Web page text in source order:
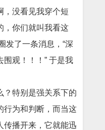
没看见我穿个短
，你们就叫我看这
发了一条消息，“深
观！！！” 于是我
？特别是强关系下的
行为和判断，而当这
传播开来，它就能迅